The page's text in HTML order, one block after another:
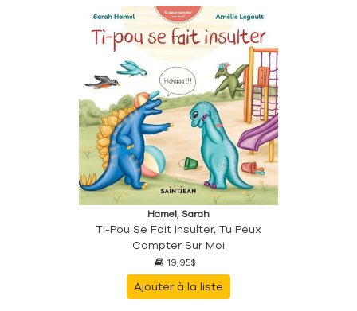
Hamel, Sarah
Ti-Pou Se Fait Insulter, Tu Peux
Compter Sur Moi
19,95$
Ajouter à la liste